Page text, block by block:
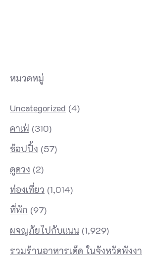
หมวดหมู่
Uncategorized (4)
คาเฟ่ (310)
ช้อปปิ้ง (57)
ดูดวง (2)
ท่องเที่ยว (1,014)
ที่พัก (97)
ผจญภัยไปกับแนน (1,929)
รวมร้านอาหารเด็ด ในจังหวัดพังงา